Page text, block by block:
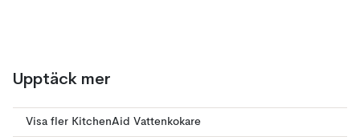
Upptäck mer
Visa fler KitchenAid Vattenkokare